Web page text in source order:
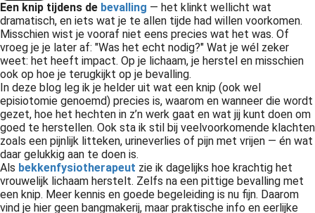
Een knip tijdens de bevalling — het klinkt wellicht wat
dramatisch, en iets wat je te allen tijde had willen voorkomen.
Misschien wist je vooraf niet eens precies wat het was. Of
vroeg je je later af: "Was het echt nodig?" Wat je wél zeker
weet: het heeft impact. Op je lichaam, je herstel en misschien
ook op hoe je terugkijkt op je bevalling.
In deze blog leg ik je helder uit wat een knip (ook wel
episiotomie genoemd) precies is, waarom en wanneer die wordt
gezet, hoe het hechten in z’n werk gaat en wat jij kunt doen om
goed te herstellen. Ook sta ik stil bij veelvoorkomende klachten
zoals een pijnlijk litteken, urineverlies of pijn met vrijen — én wat
daar gelukkig aan te doen is.
Als bekkenfysiotherapeut zie ik dagelijks hoe krachtig het
vrouwelijk lichaam herstelt. Zelfs na een pittige bevalling met
een knip. Meer kennis en goede begeleiding is nu fijn. Daarom
vind je hier geen bangmakerij, maar praktische info en eerlijke